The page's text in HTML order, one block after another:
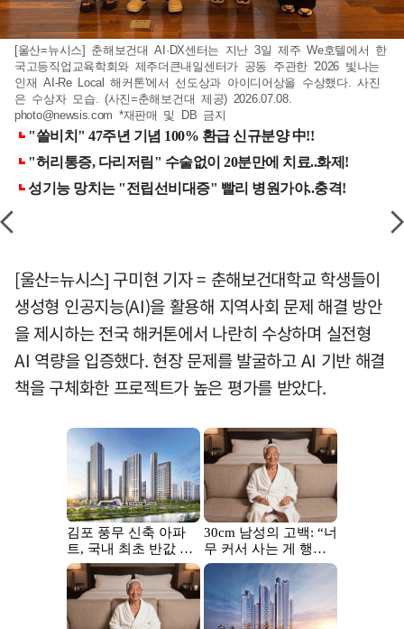
[울산=뉴시스] 춘해보건대 AI·DX센터는 지난 3일 제주 We호텔에서 한
국고등직업교육학회와 제주더큰내일센터가 공동 주관한 '2026 빛나는
인재 AI-Re Local 해커톤'에서 선도상과 아이디어상을 수상했다. 사진
은 수상자 모습. (사진=춘해보건대 제공) 2026.07.08.
photo@newsis.com *재판매 및 DB 금지
[울산=뉴시스] 구미현 기자 = 춘해보건대학교 학생들이
생성형 인공지능(AI)을 활용해 지역사회 문제 해결 방안
을 제시하는 전국 해커톤에서 나란히 수상하며 실전형
AI 역량을 입증했다. 현장 문제를 발굴하고 AI 기반 해결
책을 구체화한 프로젝트가 높은 평가를 받았다.